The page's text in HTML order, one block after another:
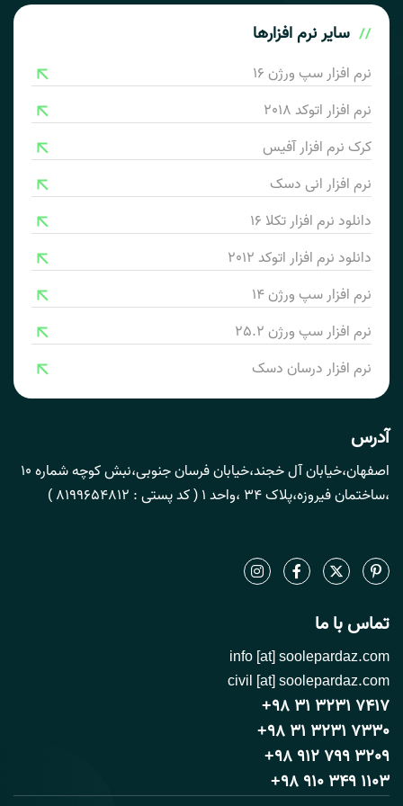
سایرنرم افزارها
نرم افزار سپ ورژن 16
نرم افزار اتوکد 2018
کرک نرم افزار آفیس
نرم افزار انی دسک
دانلود نرم افزار تکلا 16
دانلود نرم افزار اتوکد 2012
نرم افزار سپ ورژن 14
نرم افزار سپ ورژن 25.2
نرم افزار درسان دسک
آدرس
اصفهان،خیابان آل خجند،خیابان فرسان جنوبی،نبش کوچه شماره 10
،ساختمان فیروزه،پلاک 34 ،واحد 1 ( کد پستی : 8199654812 )
تماس با ما
info [at] soolepardaz.com
civil [at] soolepardaz.com
+98 31 3231 7417
+98 31 3231 7330
+98 912 799 3209
+98 910 349 1103